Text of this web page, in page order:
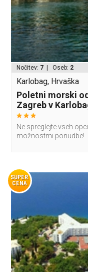
Nočitev: 7 | Oseb: 2
Karlobag, Hrvaška
Poletni morski
Zagreb v
Ne spreglejte vseh
možnostmi ponudbe!
SUPER
CENA